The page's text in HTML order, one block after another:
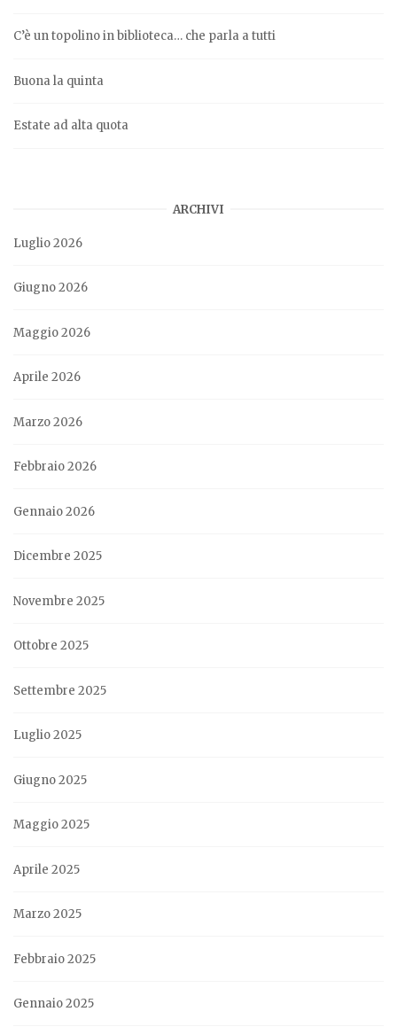
C’è un topolino in biblioteca… che parla a tutti
Buona la quinta
Estate ad alta quota
ARCHIVI
Luglio 2026
Giugno 2026
Maggio 2026
Aprile 2026
Marzo 2026
Febbraio 2026
Gennaio 2026
Dicembre 2025
Novembre 2025
Ottobre 2025
Settembre 2025
Luglio 2025
Giugno 2025
Maggio 2025
Aprile 2025
Marzo 2025
Febbraio 2025
Gennaio 2025